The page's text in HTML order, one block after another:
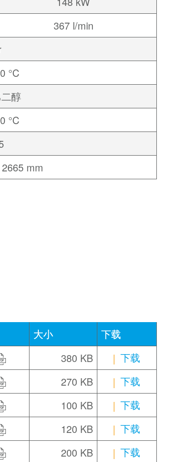
367 l/min
°C
醇
°C
mm
大小 下载
380 KB
下载
270 KB
下载
100 KB
下载
120 KB
下载
200 KB
下载